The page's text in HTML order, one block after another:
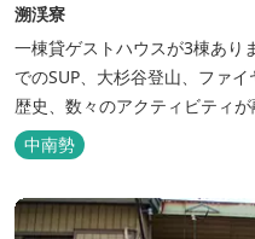
溯渓寮
一棟貸ゲストハウスが3棟あり
でのSUP、大杉谷登山、ファ
歴史、数々のアクティビティ
過ごしください。 溯渓寮A棟は、22㎡の広々としたLDKを有する清
潔な宿泊棟です。大きな窓か
き、夏場はウッドデッキ、冬
の滞在が可能です。落ち...
中南勢